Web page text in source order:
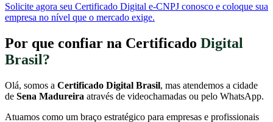
Solicite agora seu Certificado Digital e-CNPJ conosco e coloque sua
empresa no nível que o mercado exige.
Por que confiar na Certificado Digital
Brasil?
Olá, somos a Certificado Digital Brasil, mas atendemos a cidade
de Sena Madureira através de videochamadas ou pelo WhatsApp.
Atuamos como um braço estratégico para empresas e profissionais